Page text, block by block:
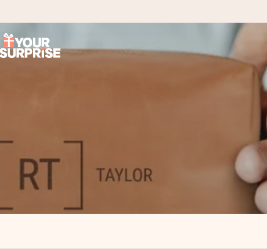
zum richtigen Zeitpunkt überreichen kannst, wenn es am meisten
aller Länder, in die wir versenden).